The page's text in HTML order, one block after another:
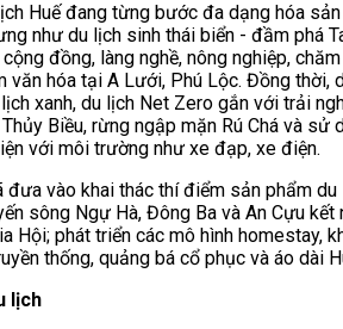
Huế đang từng bước đa dạng hóa
như du lịch sinh thái biển - đầm phá
đồng, làng nghề, nông nghiệp,
văn hóa tại A Lưới, Phú Lộc. Đồng thời,
xanh, du lịch Net Zero gắn với trải
Biều, rừng ngập mặn Rú Chá và sử
với môi trường như xe đạp, xe điện.
đưa vào khai thác thí điểm sản phẩm du
sông Ngự Hà, Đông Ba và An Cựu kết
Hội; phát triển các mô hình homestay,
thống, quảng bá cổ phục và áo dài
lịch